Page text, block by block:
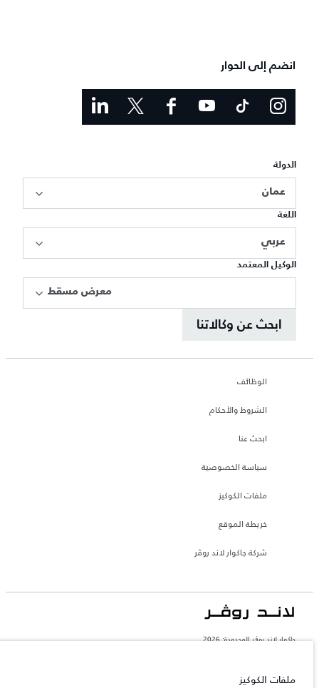
انضم إلى الحوار
الدولة
عمان
اللغة
عربي
الوكيل المعتمد
معرض مسقط
ابحث عن وكالاتنا
الوظائف
الشروط والأحكام
ابحث عنا
سياسة الخصوصية
ملفات الكوكيز
خريطة الموقع
شركة جاكوار لاند روڤر
جاكوار لاند روڨر المحدودة: 2026
تعكس الأوزان المذكورة مواصفات السيارة القياسية. سوف تؤثر الإكسسوارات وغيرها من
العناصر المثبتة بعد نقطة التصنيع في الحمولة. تأكد من عدم تجاوز الوزن الإجمالي للسيارة
ملفات الكوكيز